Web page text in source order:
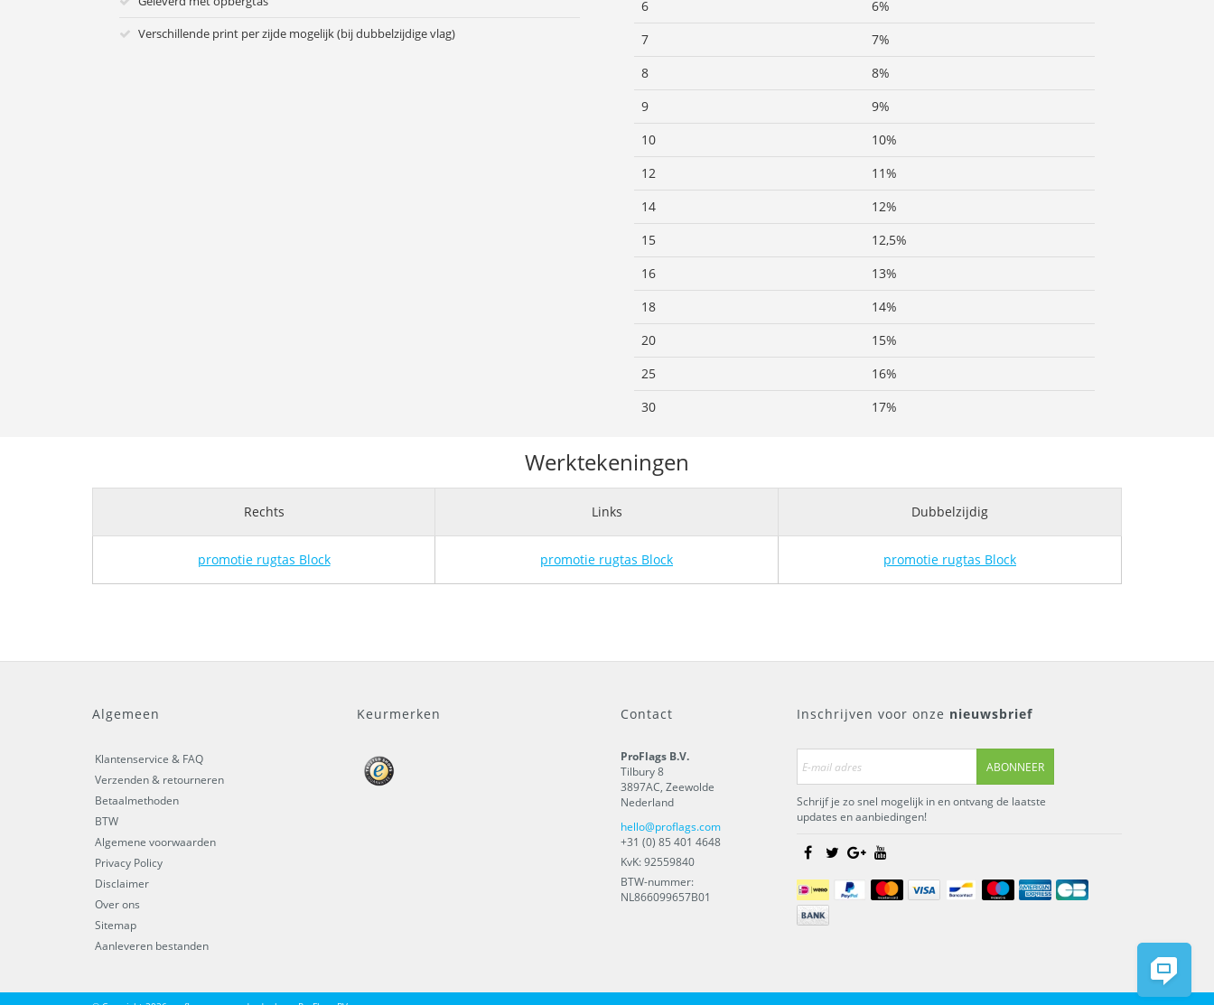
Verschillende print per zijde mogelijk (bij dubbelzijdige vlag)
6
6%
7
7%
8
8%
9
9%
10
10%
12
11%
14
12%
15
12,5%
16
13%
18
14%
20
15%
25
16%
30
17%
Werktekeningen
Rechts Links Dubbelzijdig
promotie rugtas Block promotie rugtas Block promotie rugtas Block
Algemeen
Klantenservice & FAQ
Verzenden & retourneren
Betaalmethoden
BTW
Algemene voorwaarden
Privacy Policy
Disclaimer
Over ons
Sitemap
Aanleveren bestanden
Keurmerken Contact
ProFlags B.V.
Tilbury 8
3897AC, Zeewolde
Nederland
hello@proflags.com
+31 (0) 85 401 4648
KvK: 92559840
BTW-nummer:
NL866099657B01
Inschrijven voor onze nieuwsbrief
ABONNEER
Schrijf je zo snel mogelijk in en ontvang de laatste
updates en aanbiedingen!